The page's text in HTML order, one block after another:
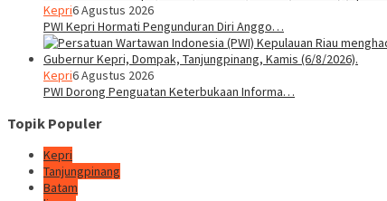
Kepri6 Agustus 2026
PWI Kepri Hormati Pengunduran Diri Anggo…
Kepri6 Agustus 2026
PWI Dorong Penguatan Keterbukaan Informa…
Topik Populer
Kepri
Tanjungpinang
Batam